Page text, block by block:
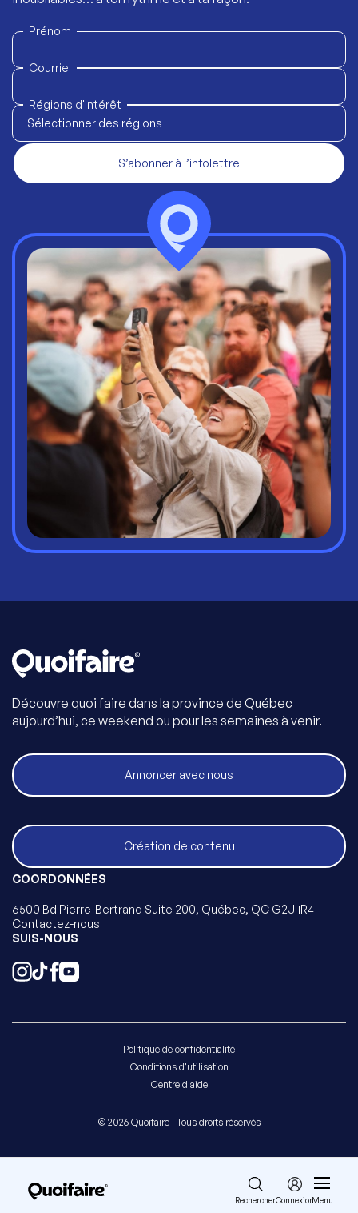
RechercherConnexionMenu
Prénom
Courriel
Régions d'intérêt
Sélectionner des régions
S’abonner à l’infolettre
Découvre quoi faire dans la province de Québec
aujourd’hui, ce weekend ou pour les semaines à venir.
Annoncer avec nous
Création de contenu
COORDONNÉES
6500 Bd Pierre-Bertrand Suite 200, Québec, QC G2J 1R4
Contactez-nous
SUIS-NOUS
Politique de confidentialité
Conditions d'utilisation
Centre d'aide
© 2026 Quoifaire | Tous droits réservés